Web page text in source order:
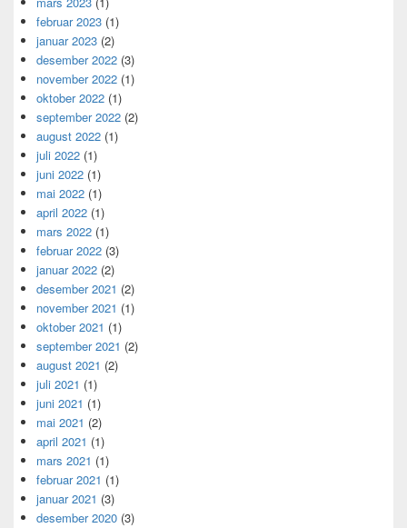
februar 2023 (1)
januar 2023 (2)
desember 2022 (3)
november 2022 (1)
oktober 2022 (1)
september 2022 (2)
august 2022 (1)
juli 2022 (1)
juni 2022 (1)
mai 2022 (1)
april 2022 (1)
mars 2022 (1)
februar 2022 (3)
januar 2022 (2)
desember 2021 (2)
november 2021 (1)
oktober 2021 (1)
september 2021 (2)
august 2021 (2)
juli 2021 (1)
juni 2021 (1)
mai 2021 (2)
april 2021 (1)
mars 2021 (1)
februar 2021 (1)
januar 2021 (3)
desember 2020 (3)